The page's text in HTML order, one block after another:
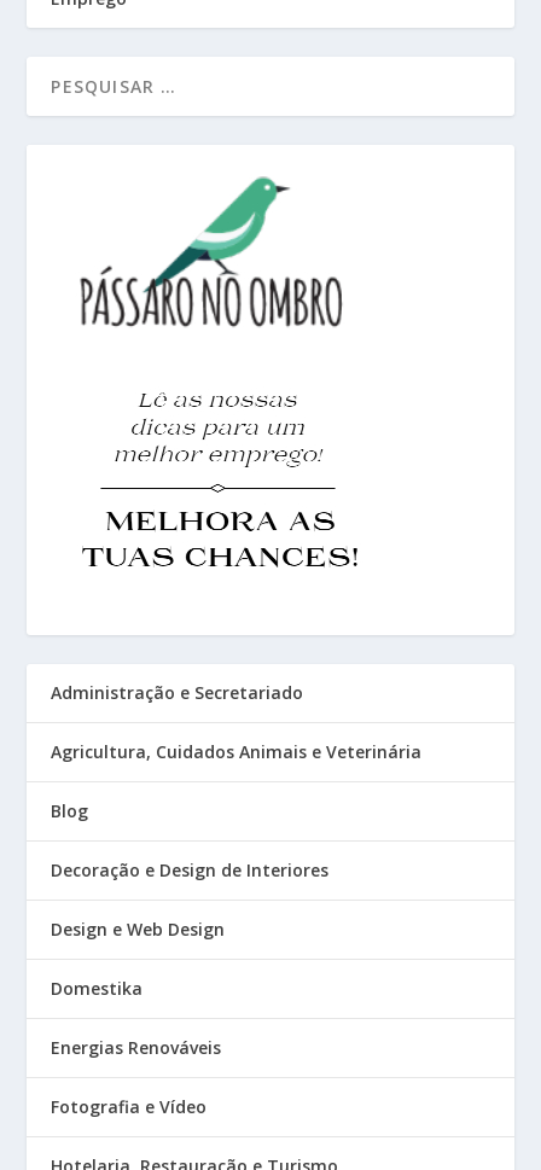
Administração e Secretariado
Agricultura, Cuidados Animais e Veterinária
Blog
Decoração e Design de Interiores
Design e Web Design
Domestika
Energias Renováveis
Fotografia e Vídeo